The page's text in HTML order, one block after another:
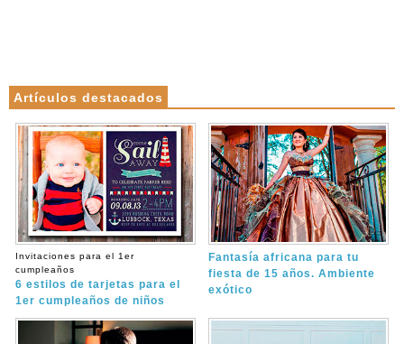
Artículos destacados
Invitaciones para el 1er
cumpleaños
6 estilos de tarjetas para el
1er cumpleaños de niños
Fantasía africana para tu
fiesta de 15 años. Ambiente
exótico